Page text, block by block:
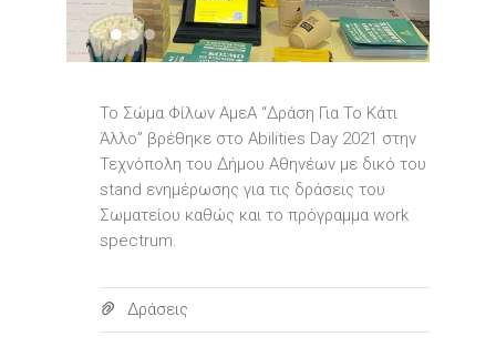
1 2 3
Το Σώμα Φίλων ΑμεΑ “Δράση Για Το Κάτι
Άλλο” βρέθηκε στο Abilities Day 2021 στην
Τεχνόπολη του Δήμου Αθηνέων με δικό του
stand ενημέρωσης για τις δράσεις του
Σωματείου καθώς και το πρόγραμμα work
spectrum.
Δράσεις